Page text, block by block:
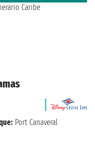
Port Canaveral